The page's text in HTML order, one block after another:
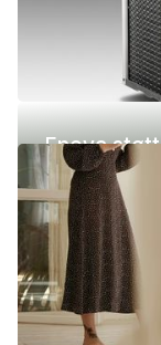
Enova
2026